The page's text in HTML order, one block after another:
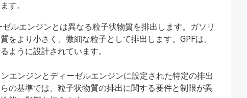
す。
ルエンジンとは異なる粒子状物質を排出します。ガソリ
をより小さく、微細な粒子として排出します。GPFは、
ように設計されています。
エンジンとディーゼルエンジンに設定された特定の排出
の基準では、粒子状物質の排出に関する要件と制限が異